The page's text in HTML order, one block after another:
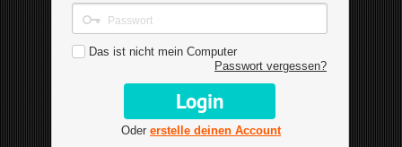
Das ist nicht mein Computer
Passwort vergessen?
Oder erstelle deinen Account